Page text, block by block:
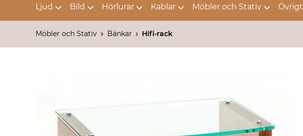
Ljud Bild Hörlurar Kablar Möbler och Stativ Övrigt
Möbler och Stativ Bänkar Hifi-rack